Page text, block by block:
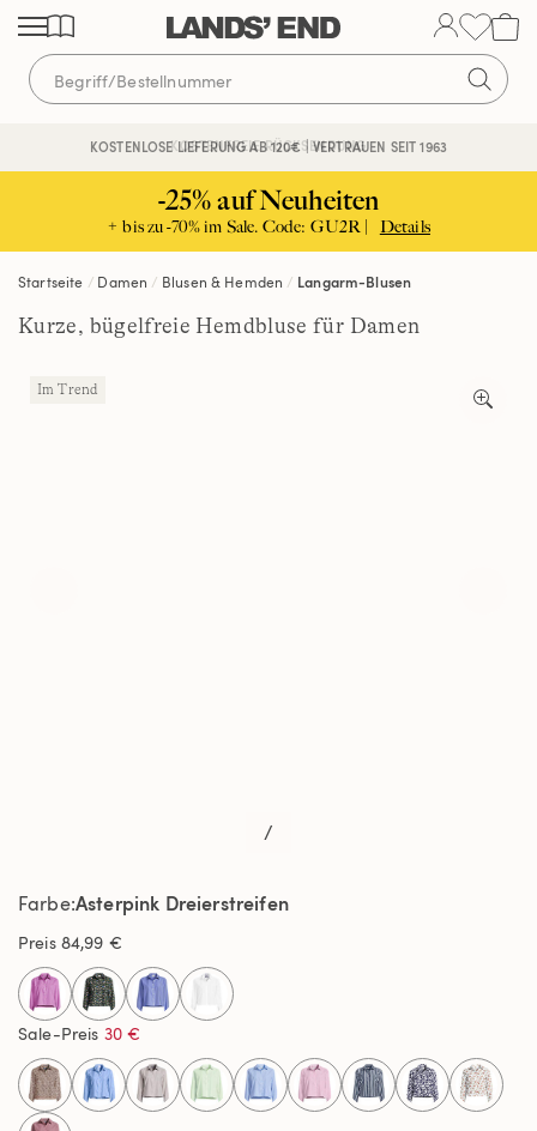
Direkt
zum
Inhalt
Direkt
zur
Navigation
Direkt
zur
Suche
KOSTENLOSE LIEFERUNG AB 120€ | VERTRAUEN SEIT 1963
KOSTENFREIE RÜCKSENDUNG
-25% auf Neuheiten
+ bis zu -70% im Sale. Code: GU2R | Details
Startseite Damen Blusen & Hemden Langarm-Blusen
Kurze, bügelfreie Hemdbluse für Damen
/
FarbeAsterpink Dreierstreifen
Preis 84,99 €
selected
Sale-Preis 30 €